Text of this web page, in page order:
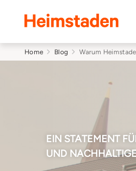
Home Blog Warum
EIN STATEMENT
UND